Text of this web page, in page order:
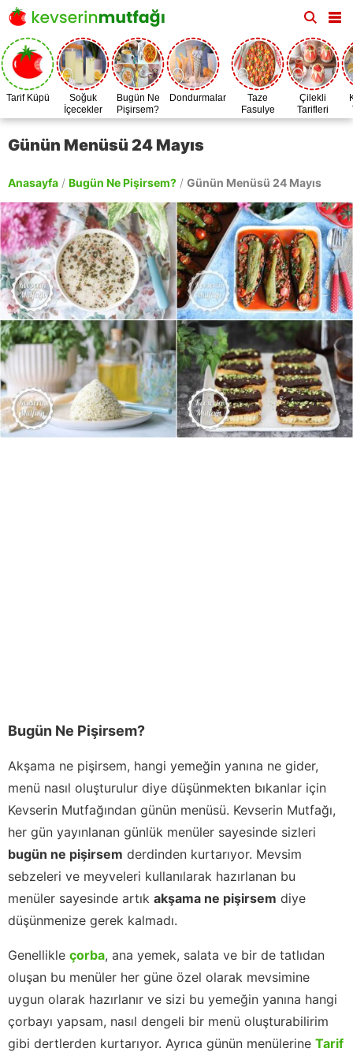
Tarif Küpü
Soğuk
İçecekler
Bugün Ne
Pişirsem?
Dondurmalar
Taze
Fasulye
Zamanı
Çilekli
Tarifleri
Günün Menüsü 24 Mayıs
Anasayfa / Bugün Ne Pişirsem? / Günün Menüsü 24 Mayıs
Bugün Ne Pişirsem?
Akşama ne pişirsem, hangi yemeğin yanına ne gider,
menü nasıl oluşturulur diye düşünmekten bıkanlar için
Kevserin Mutfağından günün menüsü. Kevserin Mutfağı,
her gün yayınlanan günlük menüler sayesinde sizleri
bugün ne pişirsem derdinden kurtarıyor. Mevsim
sebzeleri ve meyveleri kullanılarak hazırlanan bu
menüler sayesinde artık akşama ne pişirsem diye
düşünmenize gerek kalmadı.
Genellikle çorba, ana yemek, salata ve bir de tatlıdan
oluşan bu menüler her güne özel olarak mevsimine
uygun olarak hazırlanır ve sizi bu yemeğin yanına hangi
çorbayı yapsam, nasıl dengeli bir menü oluşturabilirim
gibi dertlerden kurtarıyor. Ayrıca günün menülerine Tarif